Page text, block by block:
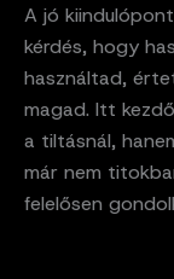
A jó
kérdés, hogy
használtad,
magad. Itt
a tiltásnál,
már nem
felelősen